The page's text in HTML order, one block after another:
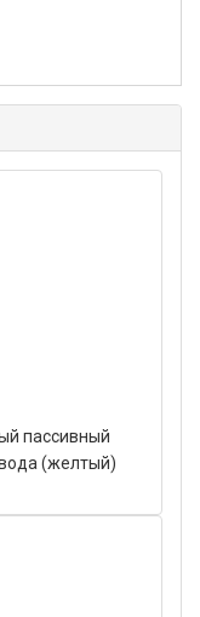
пассивный
(желтый)